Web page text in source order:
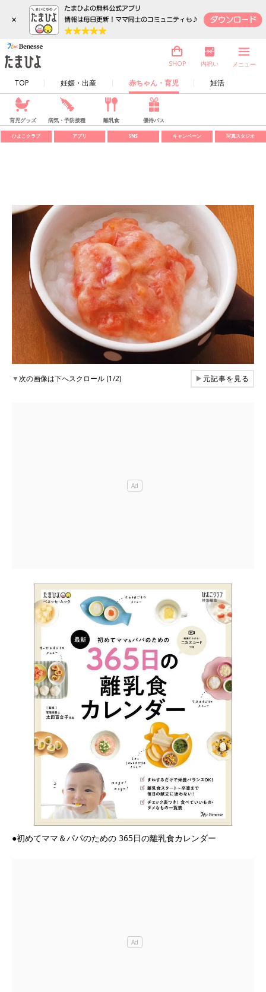
×
TOP 妊娠・出産 赤ちゃん・育児 妊活
SHOP 内祝い メニュー
育児グッズ 病気・予防接種 離乳食 優待パス
ひよこクラブ アプリ SNS キャンペーン 写真スタジオ
▼次の画像は下へスクロール (1/2) ▶元記事を見る
●初めてママ＆パパのための 365日の離乳食カレンダー